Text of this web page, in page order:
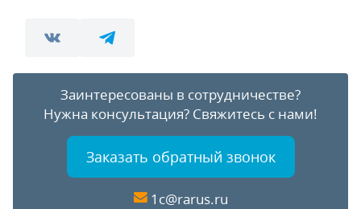
Заинтересованы в сотрудничестве?
Нужна консультация? Свяжитесь с нами!
Заказать обратный звонок
1c@rarus.ru